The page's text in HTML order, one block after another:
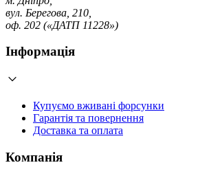
вул. Берегова, 210,
оф. 202 («ДАТП 11228»)
Інформація
Купуємо вживані форсунки
Гарантія та повернення
Доставка та оплата
Компанія